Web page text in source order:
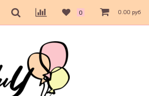
0 0.00 руб